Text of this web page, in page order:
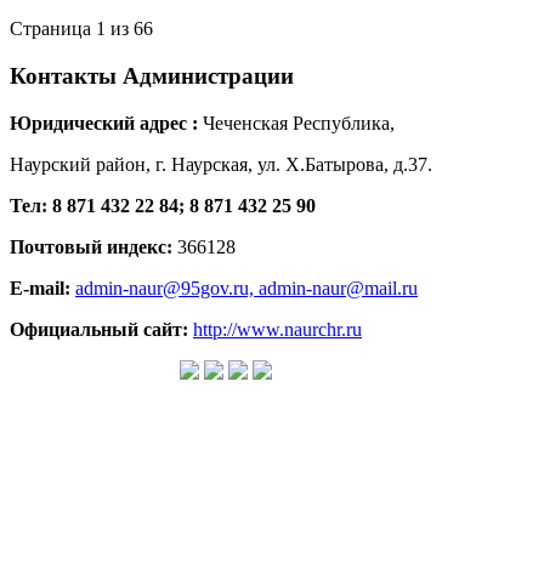
Страница 1 из 66
Контакты Администрации
Юридический адрес : Чеченская Республика,
Наурский район, г. Наурская, ул. Х.Батырова, д.37.
Тел: 8 871 432 22 84; 8 871 432 25 90
Почтовый индекс: 366128
E-mail: admin-naur@95gov.ru, admin-naur@mail.ru
Официальный сайт: http://www.naurchr.ru